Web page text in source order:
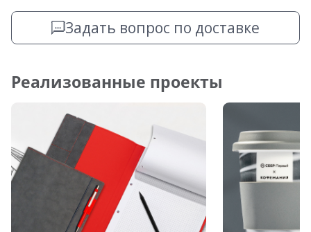
Задать вопрос по доставке
Реализованные проекты